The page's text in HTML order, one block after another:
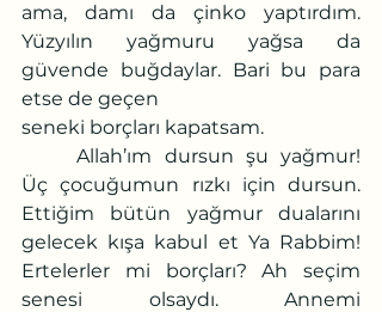
ama, damı da çinko yaptırdım.
Yüzyılın yağmuru yağsa da
güvende buğdaylar. Bari bu para
etse de geçen
seneki borçları kapatsam.
	Allah’ım dursun şu yağmur!
Üç çocuğumun rızkı için dursun.
Ettiğim bütün yağmur dualarını
gelecek kışa kabul et Ya Rabbim!
Ertelerler mi borçları? Ah seçim
senesi olsaydı. Annemi